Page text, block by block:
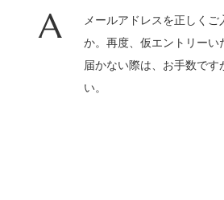
メールアドレスを正しくご
か。再度、仮エントリーい
届かない際は、お手数です
い。